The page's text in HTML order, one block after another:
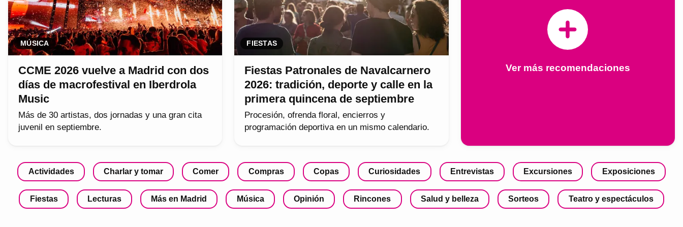
MÚSICA
CCME 2026 vuelve a Madrid con dos
días de macrofestival en Iberdrola
Music
Más de 30 artistas, dos jornadas y una gran cita
juvenil en septiembre.
FIESTAS
Fiestas Patronales de Navalcarnero
2026: tradición, deporte y calle en la
primera quincena de septiembre
Procesión, ofrenda floral, encierros y
programación deportiva en un mismo calendario.
Ver más recomendaciones
Actividades Charlar y tomar Comer Compras Copas Curiosidades Entrevistas Excursiones Exposiciones
Fiestas Lecturas Más en Madrid Música Opinión Rincones Salud y belleza Sorteos Teatro y espectáculos